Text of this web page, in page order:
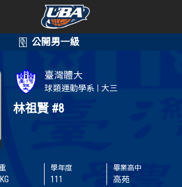
賽事資訊
賽程表
球隊資訊
賽事資訊
賽程表
球隊資訊
臺灣體大
球類運動學系 大三
林祖賢 #8
KG
學年度
111
畢業高中
高苑